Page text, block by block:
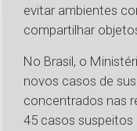
evitar ambientes
compartilhar
No Brasil, o
novos casos de
concentrados nas
45 casos